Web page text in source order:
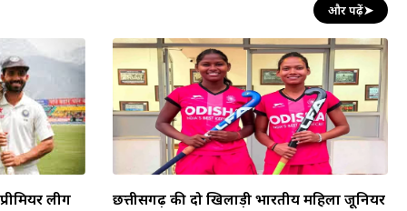
और पढ़ें➤
लीग
छत्तीसगढ़ की दो खिलाड़ी भारतीय महिला जूनियर